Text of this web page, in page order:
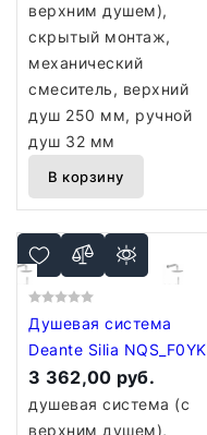
верхним душем),
скрытый монтаж,
механический
смеситель, верхний
душ 250 мм, ручной
душ 32 мм
В корзину
Душевая система
Deante Silia NQS_F0YK
3 362,00 руб.
душевая система (с
верхним душем),